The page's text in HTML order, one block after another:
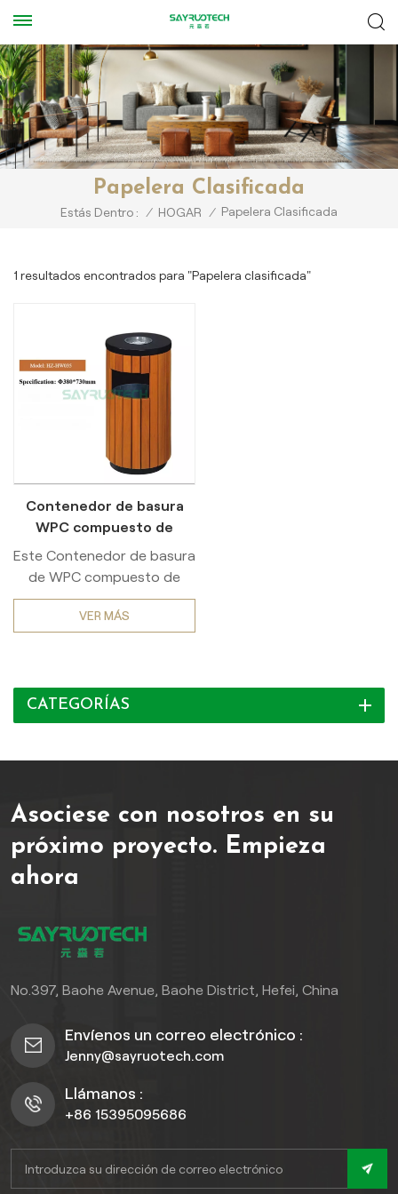
Papelera Clasificada
Estás Dentro : / HOGAR / Papelera Clasificada
1 resultados encontrados para "Papelera clasificada"
Contenedor de basura
WPC compuesto de
madera y plástico de alta
resistencia
Este Contenedor de basura
de WPC compuesto de
madera y plástico de alta
resistencia integra marcos
diseñadas específicamente
para áreas públicas de alto
turísticasFabricado con
materiales reciclados
ecológicos, ofrece una
durabilidad excepcional
estética de veta de madera
natural que se integra a la
perfección en entornos
VER MÁS
CATEGORÍAS
Asociese con nosotros en su
próximo proyecto. Empieza
ahora
No.397, Baohe Avenue, Baohe District, Hefei, China
Envíenos un correo electrónico :
Jenny@sayruotech.com
Llámanos :
+86 15395095686